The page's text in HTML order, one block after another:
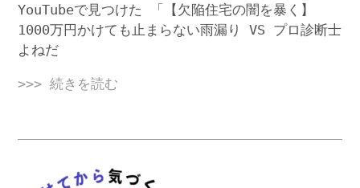
YouTubeで見つけた 「【欠陥住宅の闇を暴く】
1000万円かけても止まらない雨漏り VS プロ診断士
よねだ
>>> 続きを読む